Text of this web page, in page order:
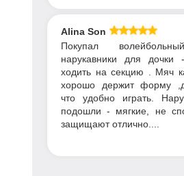
Alina Son
Покупал
нарукавники для дочки
ходить на секцию . Мяч
хорошо держит форму
что удобно играть.
подошли - мягкие, не
защищают отлично....